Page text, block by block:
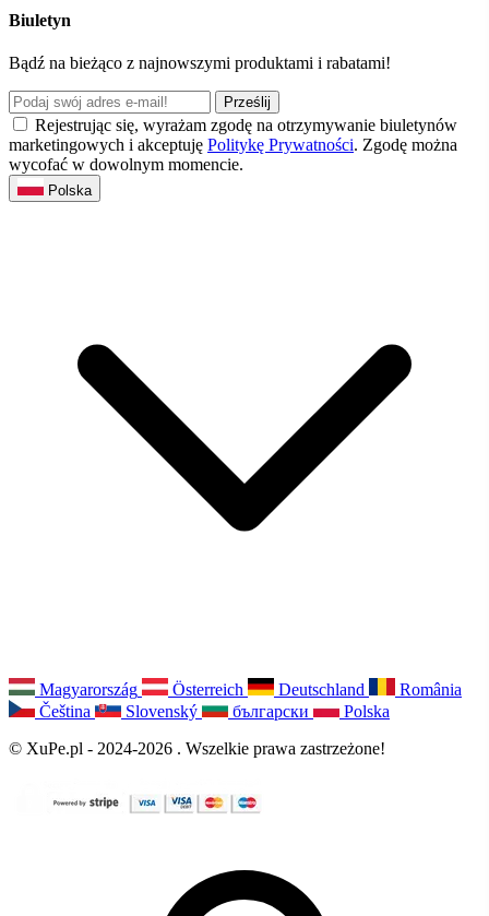
Biuletyn
Bądź na bieżąco z najnowszymi produktami i rabatami!
Prześlij
Rejestrując się, wyrażam zgodę na otrzymywanie biuletynów
marketingowych i akceptuję Politykę Prywatności. Zgodę można
wycofać w dowolnym momencie.
Polska
Magyarország Österreich Deutschland
România
Čeština
Slovenský български
Polska
© XuPe.pl - 2024-2026 . Wszelkie prawa zastrzeżone!